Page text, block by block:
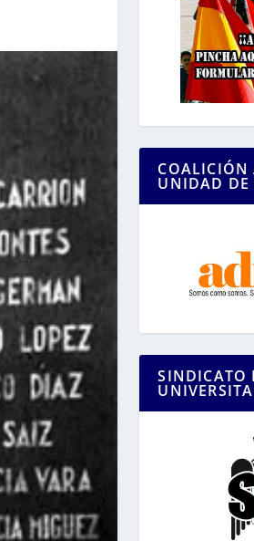
UNIDAD DE
SINDICATO